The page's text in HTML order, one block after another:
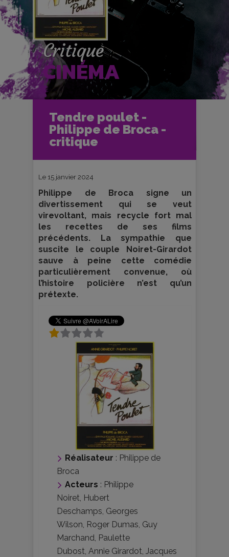
Critique
CINÉMA
Tendre poulet -
Philippe de Broca -
critique
Accueil
Critiques et fiches films
Tendre poulet - Philippe de Broca -
critique
Le 15 janvier 2024
Philippe de Broca signe un
divertissement qui se veut
virevoltant, mais recycle fort mal
les recettes de ses films
précédents. La sympathie que
suscite le couple Noiret-Girardot
sauve à peine cette comédie
particulièrement convenue, où
l’histoire policière n’est qu’un
prétexte.
Réalisateur : Philippe de
Broca
Acteurs : Philippe
Noiret, Hubert
Deschamps, Georges
Wilson, Roger Dumas, Guy
Marchand, Paulette
Dubost, Annie Girardot, Jacques